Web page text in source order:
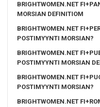
BRIGHTWOMEN.NET
MORSIAN DEFINITIOM
BRIGHTWOMEN.NET
POSTIMYYNTI MORSIAN?
BRIGHTWOMEN.NET
POSTIMYYNTI MORSIAN
BRIGHTWOMEN.NET
POSTIMYYNTI MORSIAN?
BRIGHTWOMEN.NET